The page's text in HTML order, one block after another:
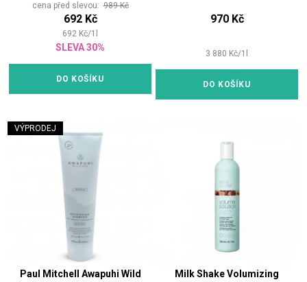
cena před slevou:989 Kč
692 Kč
692 Kč/1
SLEVA 30%
DO KOŠÍKU
970 Kč
3 880 Kč/1
DO KOŠÍKU
VÝPRODEJ
Paul Mitchell Awapuhi Wild Milk Shake Volumizing